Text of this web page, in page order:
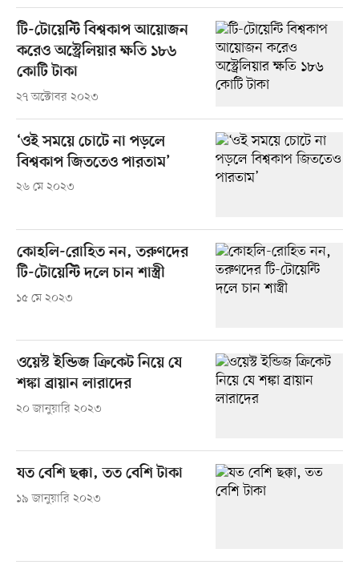
টি-টোয়েন্টি বিশ্বকাপ আয়োজন
করেও অস্ট্রেলিয়ার ক্ষতি ১৮৬
কোটি টাকা
২৭ অক্টোবর ২০২৩
‘ওই সময়ে চোটে না পড়লে
বিশ্বকাপ জিততেও পারতাম’
২৬ মে ২০২৩
কোহলি-রোহিত নন, তরুণদের
টি-টোয়েন্টি দলে চান শাস্ত্রী
১৫ মে ২০২৩
ওয়েস্ট ইন্ডিজ ক্রিকেট নিয়ে যে
শঙ্কা ব্রায়ান লারাদের
২০ জানুয়ারি ২০২৩
যত বেশি ছক্কা, তত বেশি টাকা
১৯ জানুয়ারি ২০২৩